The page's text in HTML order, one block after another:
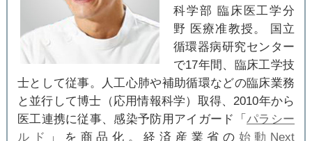
科学部 臨床医工学分
野 医療准教授。 国立
循環器病研究センター
で17年間、臨床工学技
士として従事。人工心肺や補助循環などの臨床業務
と並行して博士（応用情報科学）取得、2010年から
医工連携に従事、感染予防用アイガード「パラシー
ルド
」を商品化。経済産業省の 始動Next